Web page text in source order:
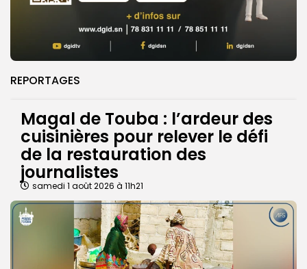
REPORTAGES
Magal de Touba : l’ardeur des
cuisinières pour relever le défi
de la restauration des
journalistes
samedi 1 août 2026 à 11h21